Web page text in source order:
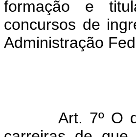
formação e
concursos de
Administração
Art. 7º O